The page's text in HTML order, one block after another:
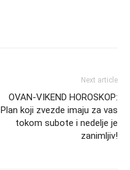
Next article
OVAN-VIKEND HOROSKOP:
Plan koji zvezde imaju za vas
tokom subote i nedelje je
zanimljiv!